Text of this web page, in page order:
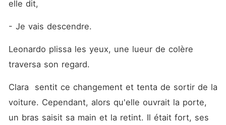
elle dit,
- Je vais descendre.
Leonardo plissa les yeux, une lueur de colère
traversa son regard.
Clara  sentit ce changement et tenta de sortir de la
voiture. Cependant, alors qu'elle ouvrait la porte,
un bras saisit sa main et la retint. Il était fort, ses